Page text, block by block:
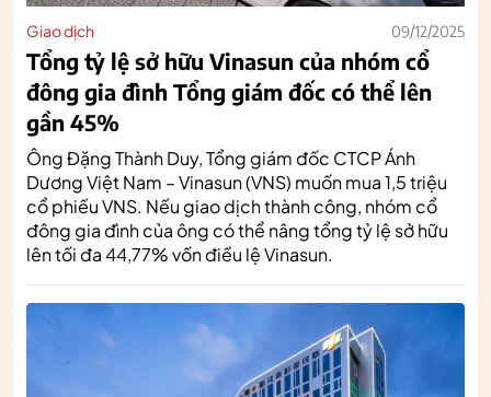
Giao dịch 09/12/2025
Tổng tỷ lệ sở hữu Vinasun của nhóm cổ
đông gia đình Tổng giám đốc có thể lên
gần 45%
Ông Đặng Thành Duy, Tổng giám đốc CTCP Ánh
Dương Việt Nam – Vinasun (VNS) muốn mua 1,5 triệu
cổ phiếu VNS. Nếu giao dịch thành công, nhóm cổ
đông gia đình của ông có thể nâng tổng tỷ lệ sở hữu
lên tối đa 44,77% vốn điều lệ Vinasun.